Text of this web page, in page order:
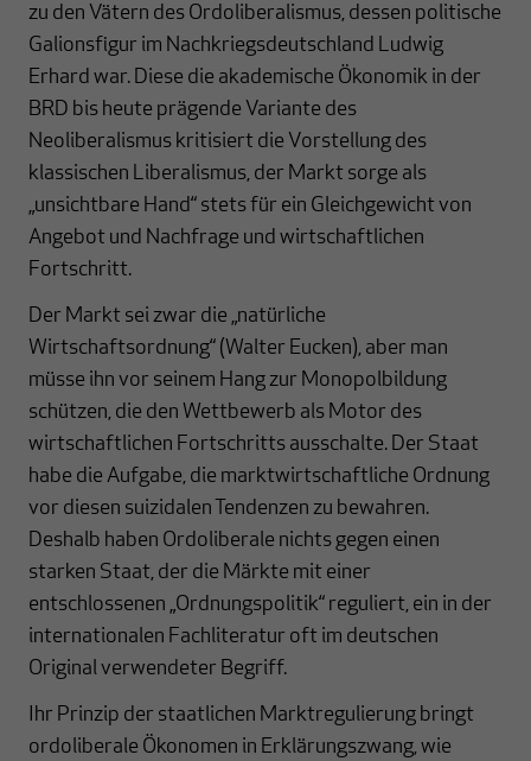
zu den Vätern des Ordoliberalismus, dessen politische
Galionsfigur im Nachkriegsdeutschland Ludwig
Erhard war. Diese die akademische Ökonomik in der
BRD bis heute prägende Variante des
Neoliberalismus kritisiert die Vorstellung des
klassischen Liberalismus, der Markt sorge als
„unsichtbare Hand“ stets für ein Gleichgewicht von
Angebot und Nachfrage und wirtschaftlichen
Fortschritt.
Der Markt sei zwar die „natürliche
Wirtschaftsordnung“ (Walter Eucken), aber man
müsse ihn vor seinem Hang zur Monopolbildung
schützen, die den Wettbewerb als Motor des
wirtschaftlichen Fortschritts ausschalte. Der Staat
habe die Aufgabe, die marktwirtschaftliche Ordnung
vor diesen suizidalen Tendenzen zu bewahren.
Deshalb haben Ordoliberale nichts gegen einen
starken Staat, der die Märkte mit einer
entschlossenen „Ordnungspolitik“ reguliert, ein in der
internationalen Fachliteratur oft im deutschen
Original verwendeter Begriff.
Ihr Prinzip der staatlichen Marktregulierung bringt
ordoliberale Ökonomen in Erklärungszwang, wie